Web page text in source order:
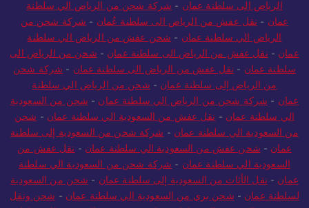
الرياض الى سلطنة عمان-شركة شحن من الرياض الي سلطنة
عمان-نقل عفش من الرياض الى سلطنة عُمان-شركة شحن من
الرياض الي سلطنة عمان-شحن عفش من الرياض الي سلطنة
-نقل عفش من الرياض الى سلطنة عمان-شحن من الرياض الى
عمان-نقل عفش من الرياض الى سلطنة عمان-شركة شحن
من الرياض إلى سلطنة عمان-شحن من الرياض الي سلطنة
-شركة شحن من الرياض الي سلطنة عمان-شحن من السعودية
سلطنة عمان-نقل عفش من السعودية الي سلطنة عمان-شحن
السعودية الي سلطنة عمان-شركة شحن من السعودية إلى سلطنة
-شحن عفش من السعودية الي سلطنة عمان-نقل عفش من
السعودية الي سلطنة عمان-شركة شحن من السعودية الي سلطنة
-نقل الأثاث من السعودية إلى سلطنة عمان-شحن من السعودية
عمان-شحن بري من السعودية الي سلطنة عمان-شحن ونقل